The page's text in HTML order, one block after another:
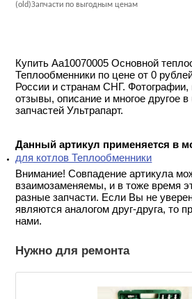
(old)Запчасти по выгодным ценам
Купить Aa10070005 Основной
Теплообменники по цене от 0
России и странам СНГ.
отзывы, описание и многое другое в
запчастей Ультрапарт.
Данный артикул применяется в
для котлов Теплообменники
Внимание! Совпадение артикула
взаимозаменяемы, и в тоже время
разные запчасти. Если Вы не
являются аналогом друг-друга, то
нами.
Нужно для ремонта